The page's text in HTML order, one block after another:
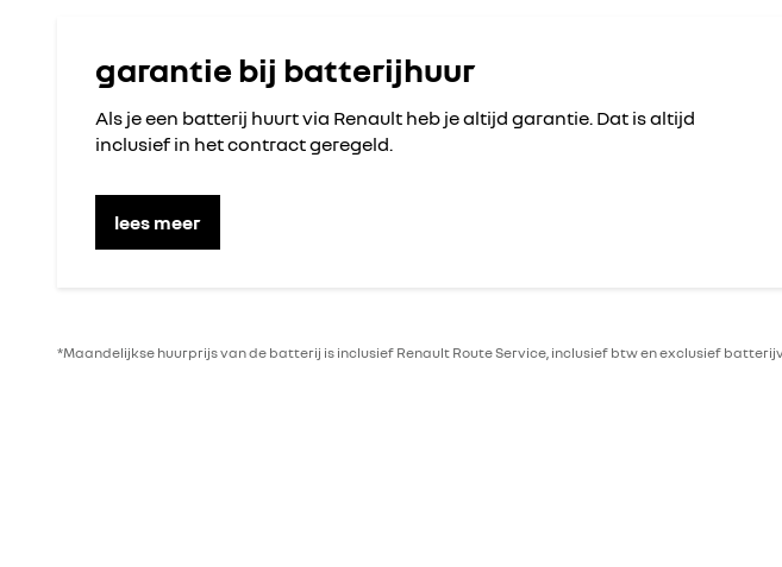
garantie bij batterijhuur
Als je een batterij huurt via Renault heb je altijd garantie. Dat is altijd
inclusief in het contract geregeld.
lees meer
*Maandelijkse huurprijs van de batterij is inclusief Renault Route Service, inclusief btw en exclusief